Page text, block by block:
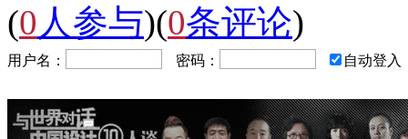
(0 人参与)(0条评论)
用户名： 密码： 自动登入